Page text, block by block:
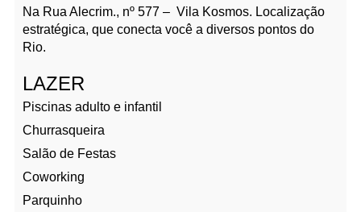
Na Rua Alecrim., nº 577 – Vila Kosmos. Localização
estratégica, que conecta você a diversos pontos do
Rio.
LAZER
Piscinas adulto e infantil
Churrasqueira
Salão de Festas
Coworking
Parquinho